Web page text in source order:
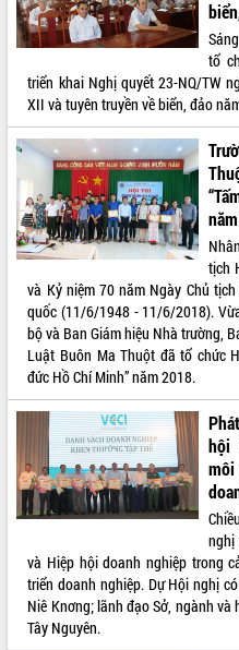
trong Khu kinh tế Nam Phú Yên
Hòn Yến phát triển du lịch gắn với bảo
tồn biển
Lấy ý kiến điều chỉnh Quy hoạch tỉnh
đến năm 2050
Phát động chiến dịch 30 ngày đêm
giải phóng mặt bằng Tuyến đường bộ
ven biển
Đắk Lắk nỗ lực thúc đẩy tăng trưởng
kinh tế từ 10% trở lên trong Quý
II/2026
Đắk Lắk ký kết thỏa thuận hợp tác về
chuyển đổi số giai đoạn 2026 – 2030
với Tập đoàn Bưu chính Viễn thông
Việt Nam
Thứ trưởng Bộ Y tế làm việc với tỉnh
Đắk Lắk về phát triển nhân lực y tế
cho trạm y tế cấp xã
Du lịch Đắk Lắk nâng tầm trải nghiệm
du khách thông qua Hệ thống cơ sở dữ
liệu và Bản đồ số
Tập huấn ứng dụng trí tuệ nhân tạo (AI)
trong thương mại điện tử năm 2026
Đoàn đại biểu Quốc hội tỉnh Đắk Lắk
trao đổi thông tin trước Kỳ họp thứ
nhất, Quốc hội khóa XVI
tổ
triển khai Nghị quyết 23-NQ/TW
XII và tuyên truyền về biển, đảo
tịch
và Kỷ niệm 70 năm Ngày Chủ
quốc (11/6/1948 - 11/6/2018).
bộ và Ban Giám hiệu Nhà trường,
Luật Buôn Ma Thuột đã tổ chức
đức Hồ Chí Minh” năm 2018.
hội
nghị
và Hiệp hội doanh nghiệp trong
triển doanh nghiệp. Dự Hội nghị
Niê Knơng; lãnh đạo Sở, ngành
Tây Nguyên.